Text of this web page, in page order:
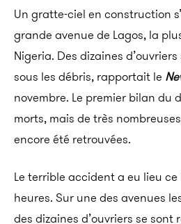
Un gratte-ciel en construction
grande avenue de Lagos, la
Nigeria. Des dizaines
sous les débris, rapportait le
novembre. Le premier bilan du
morts, mais de très
encore été retrouvées.
Le terrible accident a eu lieu
heures. Sur une des avenues
des dizaines d’ouvriers se sont